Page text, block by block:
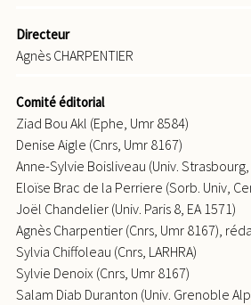
Directeur
Agnès CHARPENTIER
Comité éditorial
Ziad Bou Akl (Ephe, Umr 8584)
Denise Aigle (Cnrs, Umr 8167)
Anne-Sylvie Boisliveau (Univ.
Eloïse Brac de la Perriere (Sorb. Univ,
Joël Chandelier (Univ. Paris 8, EA 1571)
Agnès Charpentier (Cnrs, Umr 8167),
Sylvia Chiffoleau (Cnrs, LARHRA)
Sylvie Denoix (Cnrs, Umr 8167)
Salam Diab Duranton (Univ. Grenoble